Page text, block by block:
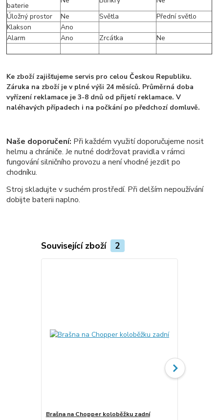
baterie
Úložný prostor
Ne Světla
Přední světlo
Klakson
Ano
Alarm
Ano Zrcátka Ne
Ke zboží zajišťujeme servis pro celou Českou Republiku.
Záruka na zboží je v plné výši 24 měsíců. Průměrná doba
vyřízení reklamace je 3-8 dnů od přijetí reklamace. V
naléhavých případech i na počkání po předchozí domluvě.
Naše doporučení: Při každém využití doporučujeme nosit
helmu a chrániče. Je nutné dodržovat pravidla v rámci
fungování silničního provozu a není vhodné jezdit po
chodníku.
Stroj skladujte v suchém prostředí. Při delším nepoužívání
dobijte baterii naplno.
Související zboží 2
Brašna na Chopper koloběžku zadní